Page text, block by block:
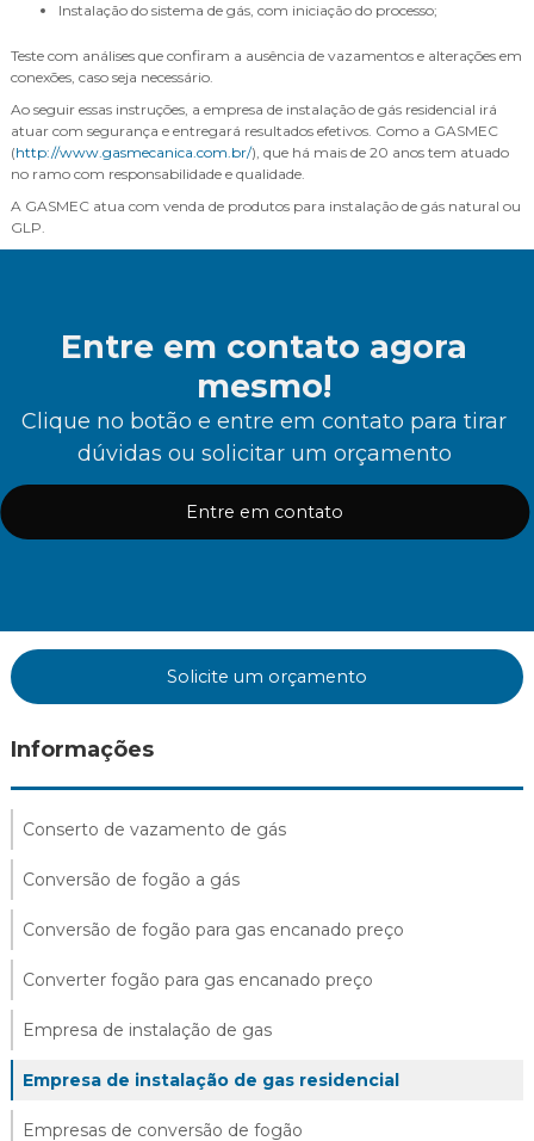
Instalação do sistema de gás, com iniciação do processo;
Teste com análises que confiram a ausência de vazamentos e alterações em
conexões, caso seja necessário.
Ao seguir essas instruções, a empresa de instalação de gás residencial irá
atuar com segurança e entregará resultados efetivos. Como a GASMEC
(http://www.gasmecanica.com.br/), que há mais de 20 anos tem atuado
no ramo com responsabilidade e qualidade.
A GASMEC atua com venda de produtos para instalação de gás natural ou
GLP.
Entre em contato agora
mesmo!
Clique no botão e entre em contato para tirar
dúvidas ou solicitar um orçamento
Entre em contato
Solicite um orçamento
Informações
Conserto de vazamento de gás
Conversão de fogão a gás
Conversão de fogão para gas encanado preço
Converter fogão para gas encanado preço
Empresa de instalação de gas
Empresa de instalação de gas residencial
Empresas de conversão de fogão